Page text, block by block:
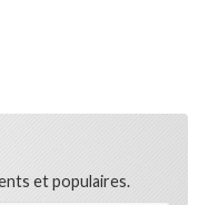
et populaires.